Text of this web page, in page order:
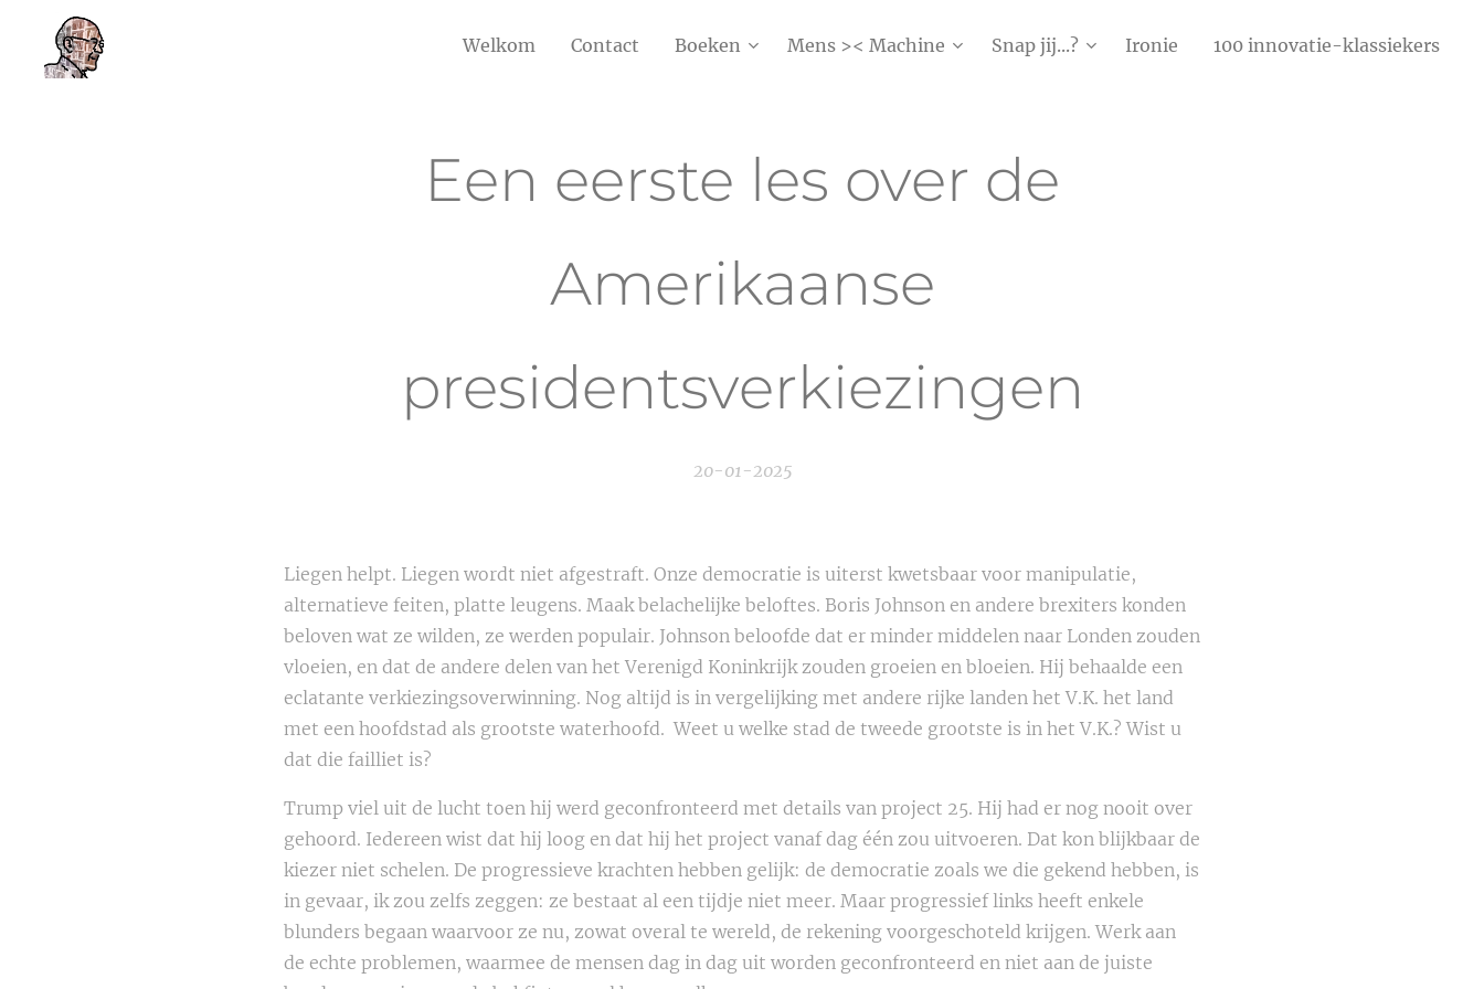
Welkom Contact Boeken Mens >< Machine Snap jij...? Ironie 100 innovatie-klassiekers
Een eerste les over de
Amerikaanse
presidentsverkiezingen
20-01-2025
Liegen helpt. Liegen wordt niet afgestraft. Onze democratie is uiterst kwetsbaar voor manipulatie,
alternatieve feiten, platte leugens. Maak belachelijke beloftes. Boris Johnson en andere brexiters konden
beloven wat ze wilden, ze werden populair. Johnson beloofde dat er minder middelen naar Londen zouden
vloeien, en dat de andere delen van het Verenigd Koninkrijk zouden groeien en bloeien. Hij behaalde een
eclatante verkiezingsoverwinning. Nog altijd is in vergelijking met andere rijke landen het V.K. het land
met een hoofdstad als grootste waterhoofd. Weet u welke stad de tweede grootste is in het V.K.? Wist u
dat die failliet is?
Trump viel uit de lucht toen hij werd geconfronteerd met details van project 25. Hij had er nog nooit over
gehoord. Iedereen wist dat hij loog en dat hij het project vanaf dag één zou uitvoeren. Dat kon blijkbaar de
kiezer niet schelen. De progressieve krachten hebben gelijk: de democratie zoals we die gekend hebben, is
in gevaar, ik zou zelfs zeggen: ze bestaat al een tijdje niet meer. Maar progressief links heeft enkele
blunders begaan waarvoor ze nu, zowat overal te wereld, de rekening voorgeschoteld krijgen. Werk aan
de echte problemen, waarmee de mensen dag in dag uit worden geconfronteerd en niet aan de juiste